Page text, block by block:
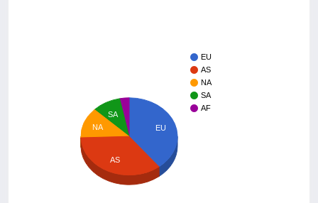
EU
AS
NA
SA
AF
EU
SA
NA
AS